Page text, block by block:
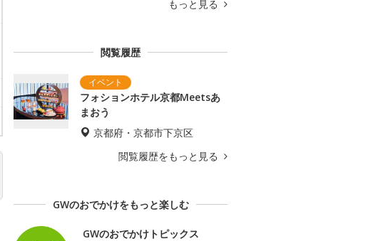
もっと見る
閲覧履歴
フォションホテル京都Meetsあ
まおう
京都府・京都市下京区
閲覧履歴をもっと見る
GWのおでかけをもっと楽しむ
GWのおでかけトピックス